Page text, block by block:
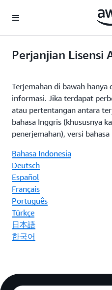
Perjanjian Lisensi
Terjemahan di bawah
informasi. Jika terdapat
atau pertentangan antara
bahasa Inggris (khususnya
penerjemahan), versi
Bahasa Indonesia
Deutsch
Español
Français
Português
Türkçe
日本語
한국어